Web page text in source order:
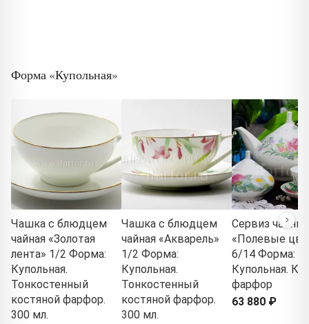
Форма «Купольная»
Чашка с блюдцем
чайная «Золотая
лента» 1/2 Форма:
Купольная.
Тонкостенный
костяной фарфор.
300 мл.
Чашка с блюдцем
чайная «Акварель»
1/2 Форма:
Купольная.
Тонкостенный
костяной фарфор.
300 мл.
Сервиз
«Полевые
6/14 Форма:
Купольная.
фарфор
63 880 ₽